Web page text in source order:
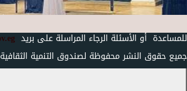
للمساعدة أو الأسئلة الرجاء المراسلة على بريد
جميع حقوق النشر محفوظة لصندوق التنمية الثقافية